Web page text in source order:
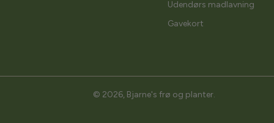
Udendørs madlavning
Gavekort
© 2026, Bjarne's frø og planter.